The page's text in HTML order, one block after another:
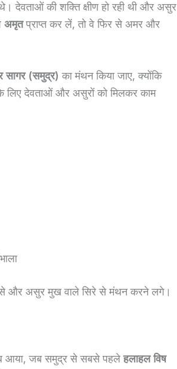
देवताओं की शक्ति क्षीण हो रही थी और असुर
अमृतप्राप्त कर लें, तो वे फिर से अमर और
सागर (समुद्र) का मंथन किया जाए, क्योंकि
देवताओं और असुरों को मिलकर काम
से और असुर मुख वाले सिरे से मंथन करने लगे।
आया, जब समुद्र से सबसे पहलेहलाहल विष